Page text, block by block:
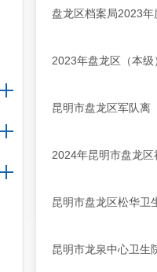
盘龙区档案局2023年
2023年盘龙区（本级
昆明市盘龙区军队离
2024年昆明市盘龙
昆明市盘龙区松华卫
昆明市龙泉中心卫生